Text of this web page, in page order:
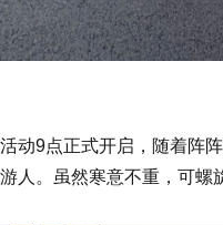
动9点正式开启，随着阵
人。虽然寒意不重，可